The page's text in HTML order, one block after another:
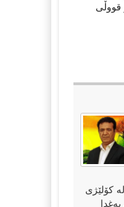
لە کۆلێژی